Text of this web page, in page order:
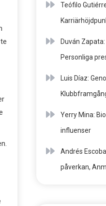
Teófilo
Duván
Personliga
Luis Díaz:
Yerry Mina:
influenser
Andrés
påverkan,